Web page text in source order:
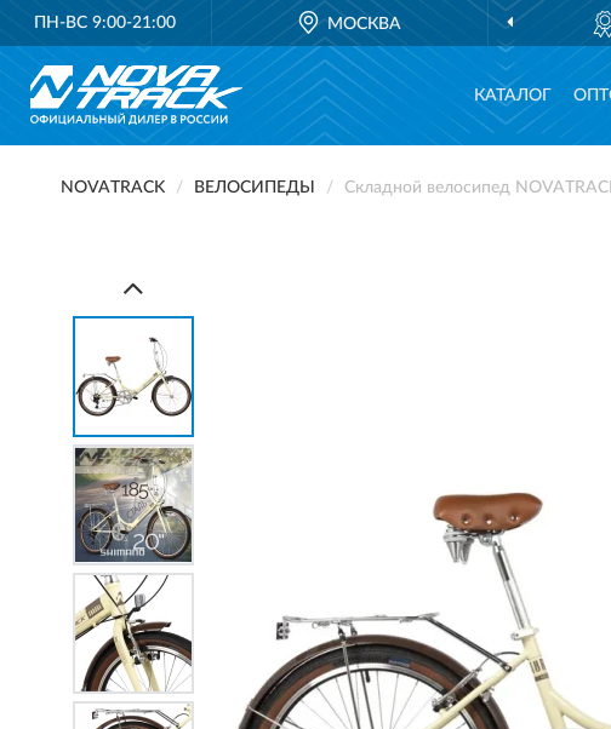
ПН-ВС 9:00-21:00 МОСКВА
КАТАЛОГ
NOVATRACK ВЕЛОСИПЕДЫ Складной велосипед